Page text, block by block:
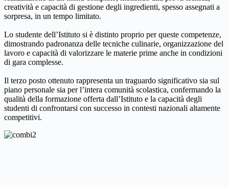
creatività e capacità di gestione degli ingredienti, spesso assegnati a
sorpresa, in un tempo limitato.
Lo studente dell’Istituto si è distinto proprio per queste competenze,
dimostrando padronanza delle tecniche culinarie, organizzazione del
lavoro e capacità di valorizzare le materie prime anche in condizioni
di gara complesse.
Il terzo posto ottenuto rappresenta un traguardo significativo sia sul
piano personale sia per l’intera comunità scolastica, confermando la
qualità della formazione offerta dall’Istituto e la capacità degli
studenti di confrontarsi con successo in contesti nazionali altamente
competitivi.